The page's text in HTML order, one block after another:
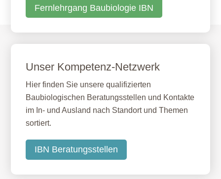
Fernlehrgang Baubiologie IBN
Unser Kompetenz-Netzwerk
Hier finden Sie unsere qualifizierten
Baubiologischen Beratungsstellen und Kontakte
im In- und Ausland nach Standort und Themen
sortiert.
IBN Beratungsstellen